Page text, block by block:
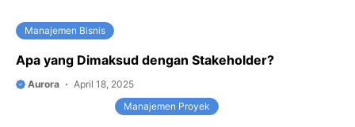
Manajemen Bisnis
Apa yang Dimaksud dengan Stakeholder?
Aurora
April 18, 2025
Manajemen Proyek